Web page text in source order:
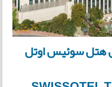
هتل سوئیس اوتل